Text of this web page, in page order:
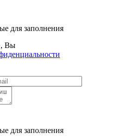
для заполнения
Вы
для заполнения